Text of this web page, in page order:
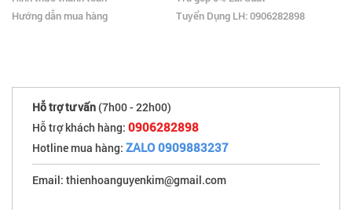
Hướng dẫn mua hàng
Tuyển Dụng LH: 0906282898
Hỗ trợ tư vấn (7h00 - 22h00)
Hỗ trợ khách hàng: 0906282898
Hotline mua hàng: ZALO 0909883237
Email: thienhoanguyenkim@gmail.com